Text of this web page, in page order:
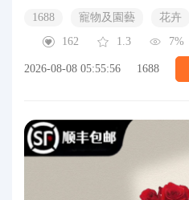
1688 寵物及園藝 花卉
162
1.3 7%
2026-08-08 05:55:56 1688